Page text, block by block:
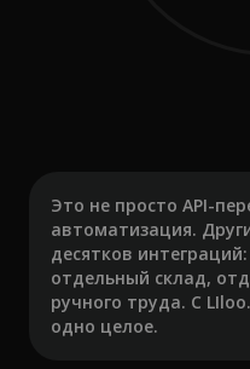
Это не просто API-
автоматизация.
десятков
отдельный склад,
ручного труда. С
одно целое.